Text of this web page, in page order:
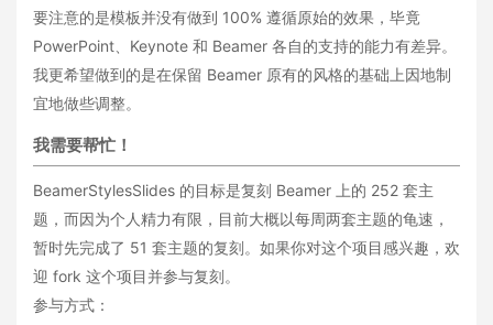
要注意的是模板并没有做到 100% 遵循原始的效果，毕竟
PowerPoint、Keynote 和 Beamer 各自的支持的能力有差异。
我更希望做到的是在保留 Beamer 原有的风格的基础上因地制
宜地做些调整。
我需要帮忙！
BeamerStylesSlides 的目标是复刻 Beamer 上的 252 套主
题，而因为个人精力有限，目前大概以每周两套主题的龟速，
暂时先完成了 51 套主题的复刻。如果你对这个项目感兴趣，欢
迎 fork 这个项目并参与复刻。
参与方式：